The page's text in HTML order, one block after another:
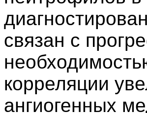
связан с
корреляции
ангиогенных